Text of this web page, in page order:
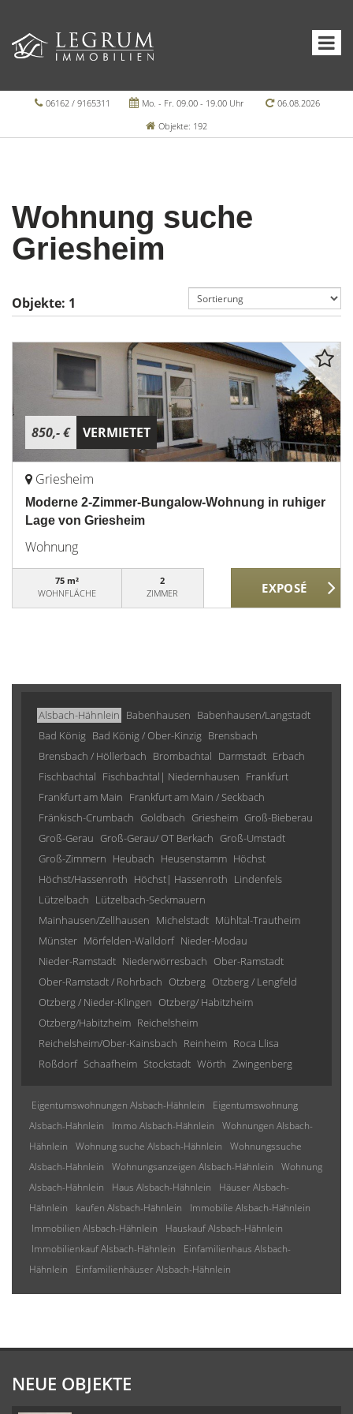
06162 / 9165311 Mo. - Fr. 09.00 - 19.00 Uhr
06.08.2026
Objekte: 192
Wohnung suche
Griesheim
Objekte: 1
850,- € VERMIETET
Griesheim
Moderne 2-Zimmer-Bungalow-Wohnung in ruhiger
Lage von Griesheim
Wohnung
75 m²
WOHNFLÄCHE
2
ZIMMER
Alsbach-Hähnlein Babenhausen Babenhausen/Langstadt
Bad König Bad König / Ober-Kinzig Brensbach
Brensbach / Höllerbach Brombachtal Darmstadt Erbach
Fischbachtal Fischbachtal| Niedernhausen Frankfurt
Frankfurt am Main Frankfurt am Main / Seckbach
Fränkisch-Crumbach Goldbach Griesheim Groß-Bieberau
Groß-Gerau Groß-Gerau/ OT Berkach Groß-Umstadt
Groß-Zimmern Heubach Heusenstamm Höchst
Höchst/Hassenroth Höchst| Hassenroth Lindenfels
Lützelbach Lützelbach-Seckmauern
Mainhausen/Zellhausen Michelstadt Mühltal-Trautheim
Münster Mörfelden-Walldorf Nieder-Modau
Nieder-Ramstadt Niederwörresbach Ober-Ramstadt
Ober-Ramstadt / Rohrbach Otzberg Otzberg / Lengfeld
Otzberg / Nieder-Klingen Otzberg/ Habitzheim
Otzberg/Habitzheim Reichelsheim
Reichelsheim/Ober-Kainsbach Reinheim Roca Llisa
Roßdorf Schaafheim Stockstadt Wörth Zwingenberg
Eigentumswohnungen Alsbach-Hähnlein
Eigentumswohnung
Alsbach-Hähnlein
Immo Alsbach-Hähnlein
Wohnungen Alsbach-
Hähnlein
Wohnung suche Alsbach-Hähnlein
Wohnungssuche
Alsbach-Hähnlein
Wohnungsanzeigen Alsbach-Hähnlein
Wohnung
Alsbach-Hähnlein
Haus Alsbach-Hähnlein
Häuser Alsbach-
Hähnlein
kaufen Alsbach-Hähnlein
Immobilie Alsbach-Hähnlein
Immobilien Alsbach-Hähnlein
Hauskauf Alsbach-Hähnlein
Immobilienkauf Alsbach-Hähnlein
Einfamilienhaus Alsbach-
Hähnlein
Einfamilienhäuser Alsbach-Hähnlein
NEUE OBJEKTE